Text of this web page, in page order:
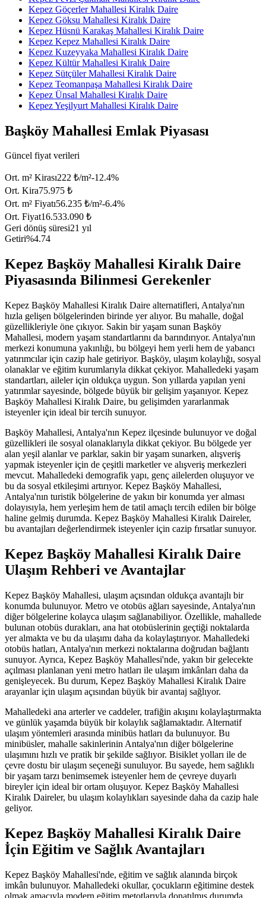
Kepez Göçerler Mahallesi Kiralık Daire
Kepez Göksu Mahallesi Kiralık Daire
Kepez Hüsnü Karakaş Mahallesi Kiralık Daire
Kepez Kepez Mahallesi Kiralık Daire
Kepez Kuzeyyaka Mahallesi Kiralık Daire
Kepez Kültür Mahallesi Kiralık Daire
Kepez Sütçüler Mahallesi Kiralık Daire
Kepez Teomanpaşa Mahallesi Kiralık Daire
Kepez Ünsal Mahallesi Kiralık Daire
Kepez Yeşilyurt Mahallesi Kiralık Daire
Başköy Mahallesi Emlak Piyasası
Güncel fiyat verileri
Ort. m² Kirası222 ₺/m²-12.4%
Ort. Kira75.975 ₺
Ort. m² Fiyatı56.235 ₺/m²-6.4%
Ort. Fiyat16.533.090 ₺
Geri dönüş süresi21 yıl
Getiri%4.74
Kepez Başköy Mahallesi Kiralık Daire
Piyasasında Bilinmesi Gerekenler
Kepez Başköy Mahallesi Kiralık Daire alternatifleri, Antalya'nın
hızla gelişen bölgelerinden birinde yer alıyor. Bu mahalle, doğal
güzellikleriyle öne çıkıyor. Sakin bir yaşam sunan Başköy
Mahallesi, modern yaşam standartlarını da barındırıyor. Antalya'nın
merkezi konumuna yakınlığı, bu bölgeyi hem yerli hem de yabancı
yatırımcılar için cazip hale getiriyor. Başköy, ulaşım kolaylığı, sosyal
olanaklar ve eğitim kurumlarıyla dikkat çekiyor. Mahalledeki yaşam
standartları, aileler için oldukça uygun. Son yıllarda yapılan yeni
yatırımlar sayesinde, bölgede büyük bir gelişim yaşanıyor. Kepez
Başköy Mahallesi Kiralık Daire, bu gelişimden yararlanmak
isteyenler için ideal bir tercih sunuyor.
Başköy Mahallesi, Antalya'nın Kepez ilçesinde bulunuyor ve doğal
güzellikleri ile sosyal olanaklarıyla dikkat çekiyor. Bu bölgede yer
alan yeşil alanlar ve parklar, sakin bir yaşam sunarken, alışveriş
yapmak isteyenler için de çeşitli marketler ve alışveriş merkezleri
mevcut. Mahalledeki demografik yapı, genç ailelerden oluşuyor ve
bu da sosyal etkileşimi artırıyor. Kepez Başköy Mahallesi,
Antalya'nın turistik bölgelerine de yakın bir konumda yer alması
dolayısıyla, hem yerleşim hem de tatil amaçlı tercih edilen bir bölge
haline gelmiş durumda. Kepez Başköy Mahallesi Kiralık Daireler,
bu avantajları değerlendirmek isteyenler için cazip fırsatlar sunuyor.
Kepez Başköy Mahallesi Kiralık Daire
Ulaşım Rehberi ve Avantajlar
Kepez Başköy Mahallesi, ulaşım açısından oldukça avantajlı bir
konumda bulunuyor. Metro ve otobüs ağları sayesinde, Antalya'nın
diğer bölgelerine kolayca ulaşım sağlanabiliyor. Özellikle, mahallede
bulunan otobüs durakları, ana hat otobüslerinin geçtiği noktalarda
yer almakta ve bu da ulaşımı daha da kolaylaştırıyor. Mahalledeki
otobüs hatları, Antalya'nın merkezi noktalarına doğrudan bağlantı
sunuyor. Ayrıca, Kepez Başköy Mahallesi'nde, yakın bir gelecekte
açılması planlanan yeni metro hatları ile ulaşım imkânları daha da
genişleyecek. Bu durum, Kepez Başköy Mahallesi Kiralık Daire
arayanlar için ulaşım açısından büyük bir avantaj sağlıyor.
Mahalledeki ana arterler ve caddeler, trafiğin akışını kolaylaştırmakta
ve günlük yaşamda büyük bir kolaylık sağlamaktadır. Alternatif
ulaşım yöntemleri arasında minibüs hatları da bulunuyor. Bu
minibüsler, mahalle sakinlerinin Antalya'nın diğer bölgelerine
ulaşımını hızlı ve pratik bir şekilde sağlıyor. Bisiklet yolları ile de
çevre dostu bir ulaşım seçeneği sunuluyor. Bu sayede, hem sağlıklı
bir yaşam tarzı benimsemek isteyenler hem de çevreye duyarlı
bireyler için ideal bir ortam oluşuyor. Kepez Başköy Mahallesi
Kiralık Daireler, bu ulaşım kolaylıkları sayesinde daha da cazip hale
geliyor.
Kepez Başköy Mahallesi Kiralık Daire
İçin Eğitim ve Sağlık Avantajları
Kepez Başköy Mahallesi'nde, eğitim ve sağlık alanında birçok
imkân bulunuyor. Mahalledeki okullar, çocukların eğitimine destek
olmak amacıyla modern eğitim metotlarıyla donatılmış durumda.